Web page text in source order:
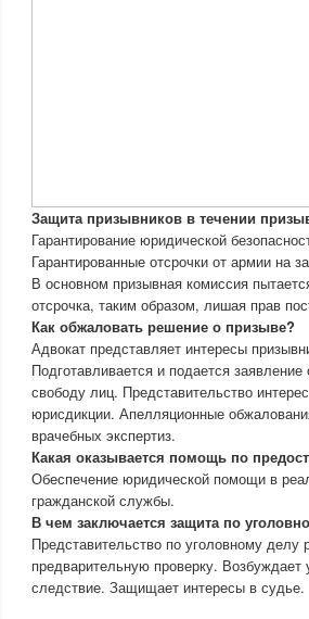
Защита призывников в течении
Гарантирование юридической
Гарантированные отсрочки от армии на
В основном призывная комиссия
отсрочка, таким образом, лишая прав
Как обжаловать решение о призыве?
Адвокат представляет интересы
Подготавливается и подается
свободу лиц. Представительство
юрисдикции. Апелляционные
врачебных экспертиз.
Какая оказывается помощь по
Обеспечение юридической помощи в
гражданской службы.
В чем заключается защита по
Представительство по уголовному делу
предварительную проверку.
следствие. Защищает интересы в судье.